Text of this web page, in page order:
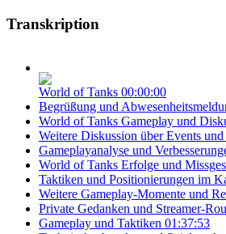
Transkription
World of Tanks 00:00:00
Begrüßung und
World of Tanks Gameplay und
Weitere Diskussion über Events und
Gameplayanalyse und
World of Tanks Erfolge und
Taktiken und Positionierungen im
Weitere Gameplay-Momente und
Private Gedanken und Streamer-
Gameplay und Taktiken 01:37:53